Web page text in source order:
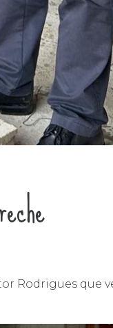
Rodrigues que